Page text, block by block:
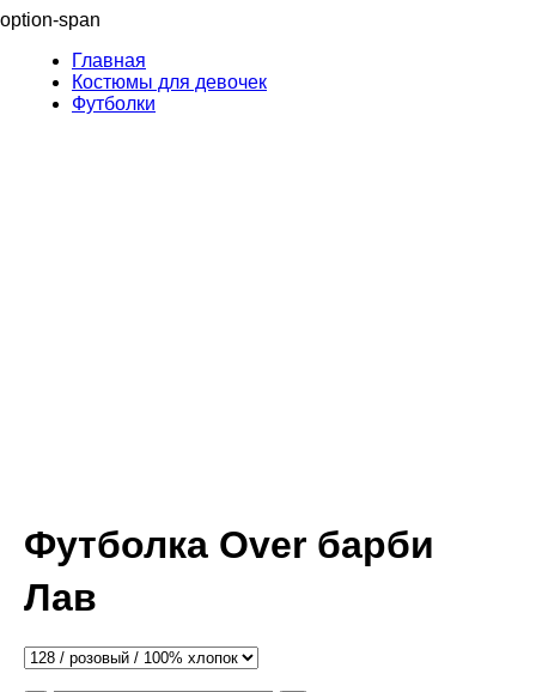
option-span
Главная
Костюмы для девочек
Футболки
Футболка Over барби
Лав